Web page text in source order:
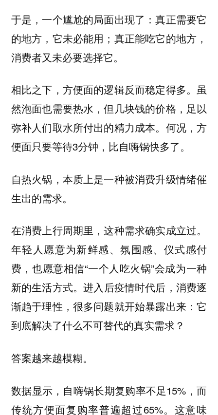
于是，一个尴尬的局面出现了：真正需要它
的地方，它未必能用；真正能吃它的地方，
消费者又未必要选择它。
相比之下，方便面的逻辑反而稳定得多。虽
然泡面也需要热水，但几块钱的价格，足以
弥补人们取水所付出的精力成本。何况，方
便面只要等待3分钟，比自嗨锅快多了。
自热火锅，本质上是一种被消费升级情绪催
生出的需求。
在消费上行周期里，这种需求确实成立过。
年轻人愿意为新鲜感、氛围感、仪式感付
费，也愿意相信“一个人吃火锅”会成为一种
新的生活方式。进入后疫情时代后，消费逐
渐趋于理性，很多问题就开始暴露出来：它
到底解决了什么不可替代的真实需求？
答案越来越模糊。
数据显示，自嗨锅长期复购率不足15%，而
传统方便面复购率普遍超过65%。这意味